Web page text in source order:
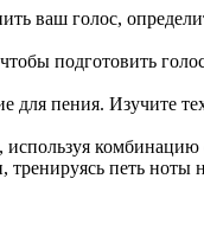
ваш голос,
подготовить
пения. Изучите
используя
петь ноты